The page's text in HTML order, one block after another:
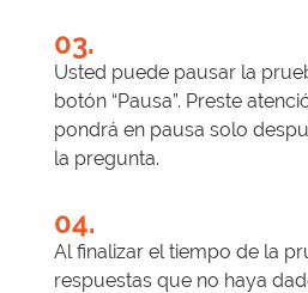
03.
Usted puede pausar la
botón “Pausa”. Preste
pondrá en pausa solo
la pregunta.
04.
Al finalizar el tiempo de la
respuestas que no haya